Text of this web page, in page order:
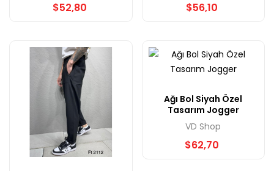
$52,80 $56,10
Ağı Bol Siyah Özel
Tasarım Jogger
VD Shop
$62,70